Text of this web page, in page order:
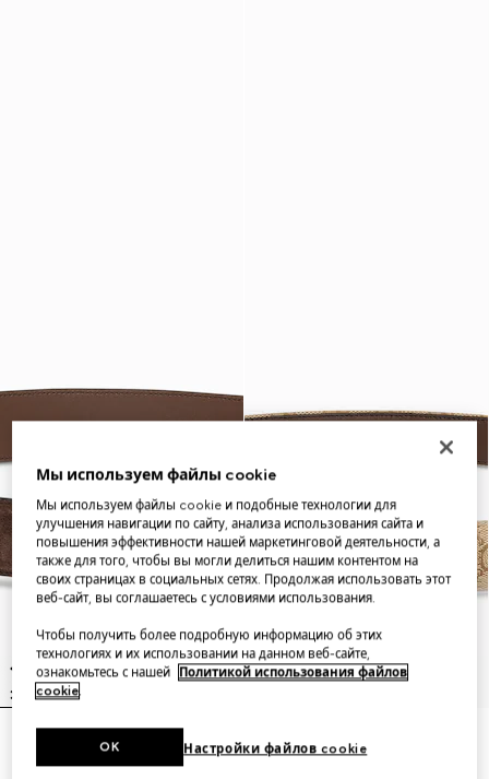
Cut GG Marmont belt
Cut GG Marmont reversible
belt
Мы используем файлы cookie
Мы используем файлы cookie и подобные технологии для
улучшения навигации по сайту, анализа использования сайта и
повышения эффективности нашей маркетинговой деятельности, а
также для того, чтобы вы могли делиться нашим контентом на
своих страницах в социальных сетях. Продолжая использовать этот
веб-сайт, вы соглашаетесь с условиями использования.
Чтобы получить более подробную информацию об этих
технологиях и их использовании на данном веб-сайте,
ознакомьтесь с нашей
Политикой использования файлов
cookie.
Настройки файлов cookie
OK